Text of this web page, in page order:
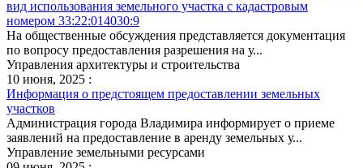
вид использования земельного участка с кадастровым
номером 33:22:014030:9
На общественные обсуждения представляется документация
по вопросу предоставления разрешения на у...
Управления архитектуры и строительства
10 июня, 2025 :
Информация о предстоящем предоставлении земельных
участков
Администрация города Владимира информирует о приеме
заявлений на предоставление в аренду земельных у...
Управление земельными ресурсами